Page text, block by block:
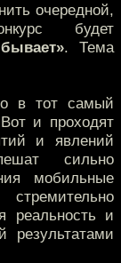
очередной,
будет
. Тема
в тот самый
и проходят
и явлений
сильно
мобильные
реальность и
результатами